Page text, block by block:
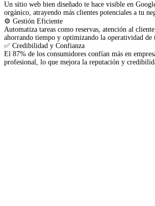
Un sitio web bien diseñado te hace visible en
orgánico, atrayendo más clientes potenciales a tu
⚙️ Gestión Eficiente
Automatiza tareas como reservas, atención al
ahorrando tiempo y optimizando la operatividad de
✅ Credibilidad y Confianza
El 87% de los consumidores confían más en
profesional, lo que mejora la reputación y